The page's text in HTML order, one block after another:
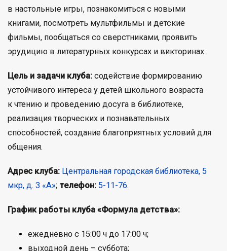
в настольные игры, познакомиться с новыми
книгами, посмотреть мультфильмы и детские
фильмы, пообщаться со сверстниками, проявить
эрудицию в литературных конкурсах и викторинах.
Цель и задачи клуба: содействие формированию
устойчивого интереса у детей школьного возраста
к чтению и проведению досуга в библиотеке,
реализация творческих и познавательных
способностей, создание благоприятных условий для
общения.
Адрес клуба: Центральная городская библиотека, 5
мкр, д. 3 «А»; телефон: 5-11-76.
График работы клуба «Формула детства»:
ежедневно с 15:00 ч до 17:00 ч;
выходной день – суббота;